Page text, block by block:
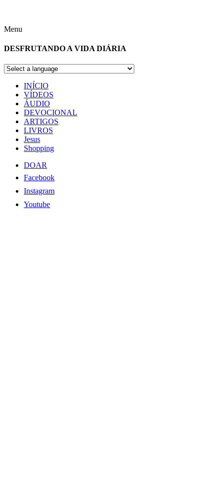
Menu
DESFRUTANDO A VIDA DIÁRIA
INÍCIO
VÍDEOS
ÁUDIO
DEVOCIONAL
ARTIGOS
LIVROS
Jesus
Shopping
DOAR
Facebook
Instagram
Youtube